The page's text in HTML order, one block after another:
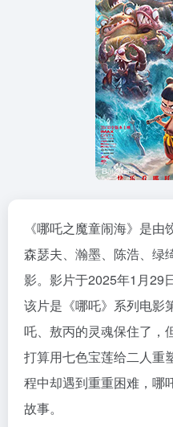
《哪吒之魔童闹海》是
森瑟夫、瀚墨、陈浩、绿
影。影片于2025年1月29
该片是《哪吒》系列电影
吒、敖丙的灵魂保住了，
打算用七色宝莲给二人重
程中却遇到重重困难，哪
故事。